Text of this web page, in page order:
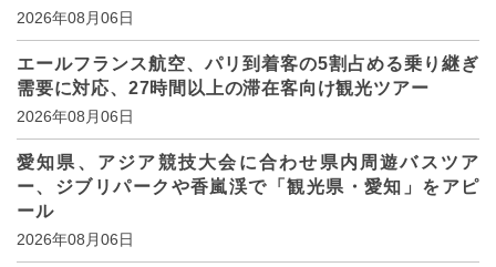
2026年08月06日
エールフランス航空、パリ到着客の5割占める乗り継ぎ
需要に対応、27時間以上の滞在客向け観光ツアー
2026年08月06日
愛知県、アジア競技大会に合わせ県内周遊バスツア
ー、ジブリパークや香嵐渓で「観光県・愛知」をアピ
ール
2026年08月06日